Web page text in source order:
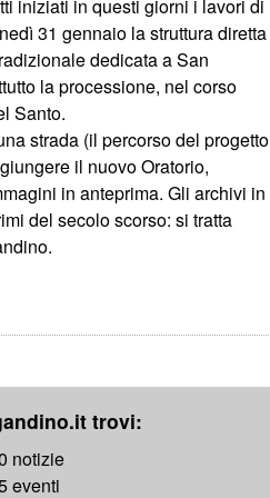
iniziati in questi giorni i lavori di
31 gennaio la struttura diretta
dedicata a San
la processione, nel corso
Santo.
strada (il percorso del progetto
il nuovo Oratorio,
in anteprima. Gli archivi in
del secolo scorso: si tratta
trovi:
notizie
eventi